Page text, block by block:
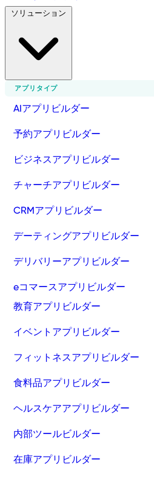
アプリタイプ
AIアプリビルダー
予約アプリビルダー
ビジネスアプリビルダー
チャーチアプリビルダー
CRMアプリビルダー
デーティングアプリビルダー
デリバリーアプリビルダー
eコマースアプリビルダー
教育アプリビルダー
イベントアプリビルダー
フィットネスアプリビルダー
食料品アプリビルダー
ヘルスケアアプリビルダー
内部ツールビルダー
在庫アプリビルダー